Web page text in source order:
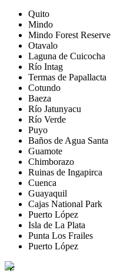
Quito
Mindo
Mindo Forest Reserve
Otavalo
Laguna de Cuicocha
Río Intag
Termas de Papallacta
Cotundo
Baeza
Río Jatunyacu
Río Verde
Puyo
Baños de Agua Santa
Guamote
Chimborazo
Ruinas de Ingapirca
Cuenca
Guayaquil
Cajas National Park
Puerto López
Isla de La Plata
Punta Los Frailes
Puerto López